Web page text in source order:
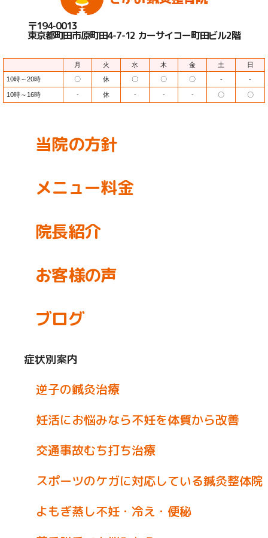
〒194-0013
東京都町田市原町田4-7-12 カーサイコー町田ビル2階
月 火 水 木 金 土
日
10時～20時
〇 休 〇 〇 〇 - -
10時～16時 - 休 - - - 〇 〇
当院の方針
メニュー料金
院長紹介
お客様の声
ブログ
症状別案内
逆子の鍼灸治療
妊活にお悩みなら不妊を体質から改善
交通事故むち打ち治療
スポーツのケガに対応している鍼灸整体院
よもぎ蒸し不妊・冷え・便秘